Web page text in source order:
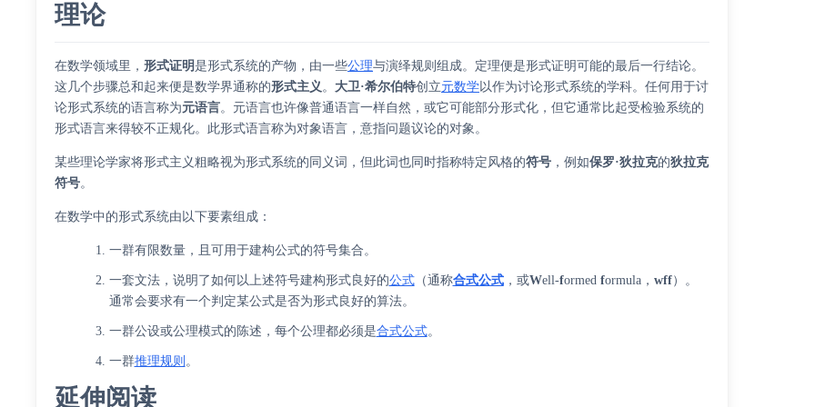
理论
在数学领域里，形式证明是形式系统的产物，由一些公理与演绎规则组成。定理便是形式证明可能的最后一行结论。
这几个步骤总和起来便是数学界通称的形式主义。 大卫·希尔伯特创立元数学以作为讨论形式系统的学科。任何用于讨
论形式系统的语言称为元语言。元语言也许像普通语言一样自然，或它可能部分形式化，但它通常比起受检验系统的
形式语言来得较不正规化。此形式语言称为对象语言 ，意指问题议论的对象。
某些理论学家将形式主义粗略视为形式系统的同义词，但此词也同时指称特定风格的符号 ，例如保罗·狄拉克的狄拉克
符号。
在数学中的形式系统由以下要素组成：
一群有限数量，且可用于建构公式的符号集合。
一套文法，说明了如何以上述符号建构形式良好的公式（通称合式公式，或Well-formed formula， wff）。
通常会要求有一个判定某公式是否为形式良好的算法。
一群公设或公理模式的陈述，每个公理都必须是合式公式。
一群推理规则 。
延伸阅读